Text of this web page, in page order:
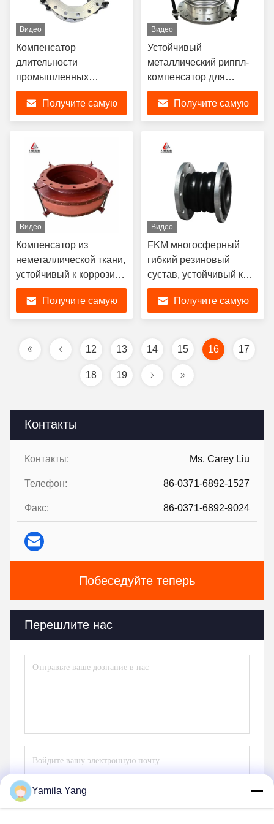
Контакты
Контакты: Ms. Carey Liu
Телефон: 86-0371-6892-1527
Факс: 86-0371-6892-9024
Побеседуйте теперь
Перешлите нас
Отправьте
Видео
Компенсатор
длительности
промышленных
металлов для
расширения и
сокращения труб
Получите самую
Видео
Устойчивый
металлический риппл-
компенсатор для
коррозионной
устойчивости
Получите самую
Видео
Компенсатор из
неметаллической ткани,
устойчивый к коррозии,
обладающий
способностью к
угловому движению
Получите самую
Видео
FKM многосферный
гибкий резиновый
сустав, устойчивый к
кислотам в
промышленных
условиях
Получите самую
12 13 14 15 16 17
18 19
Yamila Yang